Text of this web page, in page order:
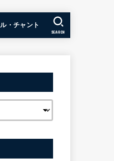
・チャント
SEARCH